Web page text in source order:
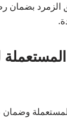
الزمرد بضمان
وضمان